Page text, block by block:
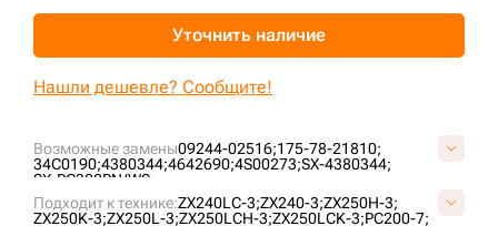
Возможные замены09244-02516;175-78-21810;
34C0190;4380344;4642690;4S00273;SX-4380344;
SX-PC300PN/WS;
Подходит к технике:ZX240LC-3;ZX240-3;ZX250H-3;
ZX250K-3;ZX250L-3;ZX250LCH-3;ZX250LCK-3;PC200-7;
Уточнить наличие
Нашли дешевле? Сообщите!
sksale@skdst.ru
+7 (499) 394-50-93